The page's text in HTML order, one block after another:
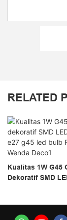
RELATED
Kualitas 1W G45
Dekoratif SMD